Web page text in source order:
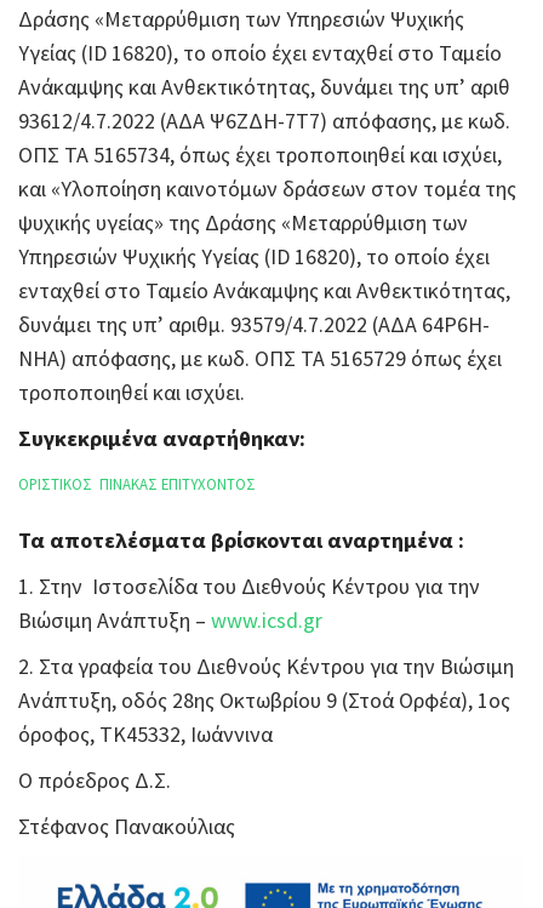
Δράσης «Μεταρρύθμιση των Υπηρεσιών Ψυχικής
Υγείας (ID 16820), το οποίο έχει ενταχθεί στο Ταμείο
Ανάκαμψης και Ανθεκτικότητας, δυνάμει της υπ’ αριθ
93612/4.7.2022 (ΑΔΑ Ψ6ΖΔΗ-7Τ7) απόφασης, με κωδ.
ΟΠΣ ΤΑ 5165734, όπως έχει τροποποιηθεί και ισχύει,
και «Υλοποίηση καινοτόμων δράσεων στον τομέα της
ψυχικής υγείας» της Δράσης «Μεταρρύθμιση των
Υπηρεσιών Ψυχικής Υγείας (ID 16820), το οποίο έχει
ενταχθεί στο Ταμείο Ανάκαμψης και Ανθεκτικότητας,
δυνάμει της υπ’ αριθμ. 93579/4.7.2022 (ΑΔΑ 64Ρ6Η-
ΝΗΑ) απόφασης, με κωδ. ΟΠΣ ΤΑ 5165729 όπως έχει
τροποποιηθεί και ισχύει.
Συγκεκριμένα αναρτήθηκαν:
ΟΡΙΣΤΙΚΟΣ ΠΙΝΑΚΑΣ ΕΠΙΤΥΧΟΝΤΟΣ
Τα αποτελέσματα βρίσκονται αναρτημένα :
1. Στην Ιστοσελίδα του Διεθνούς Κέντρου για την
Βιώσιμη Ανάπτυξη – www.icsd.gr
2. Στα γραφεία του Διεθνούς Κέντρου για την Βιώσιμη
Ανάπτυξη, οδός 28ης Οκτωβρίου 9 (Στοά Ορφέα), 1ος
όροφος, ΤΚ45332, Ιωάννινα
Ο πρόεδρος Δ.Σ.
Στέφανος Πανακούλιας